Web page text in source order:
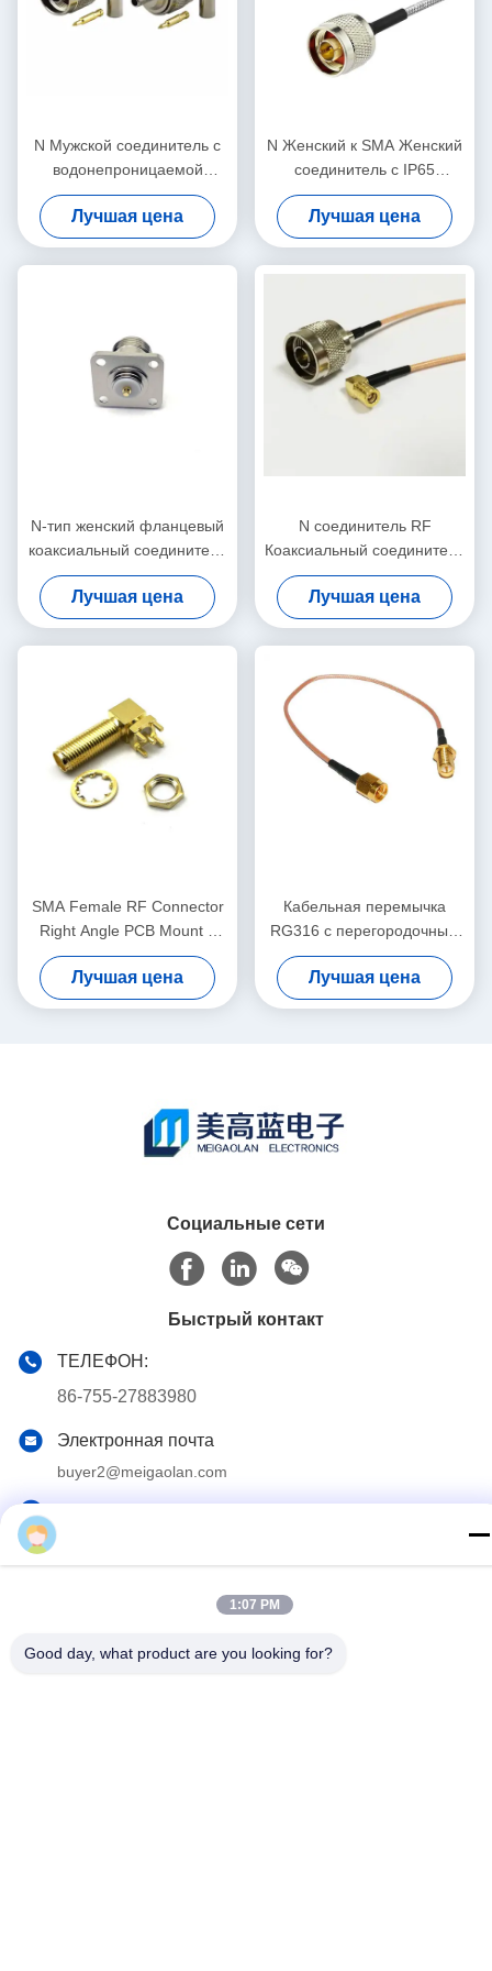
N Мужской соединитель с
водонепроницаемой
оценкой IP67 Медный
контакт для частотных
приложений 0-3 ГГц
Лучшая цена
N Женский к SMA Женский
соединитель с IP65
рейтингом 50Ω Импеданс и
частотой 0 ~ 3 ГГц для
сборки коаксиальных
кабелей
Лучшая цена
N-тип женский фланцевый
коаксиальный соединитель
с радиочастотным
соединением IP65 с
фосфорным бронзовым
контактом для частоты 0 ~
Лучшая цена
N соединитель RF
Коаксиальный соединитель
с импеданцией 50Ω
частотой 0-3 ГГц и
латуниным корпусом для
высокопроизводительных
приложений
Лучшая цена
SMA Female RF Connector
Right Angle PCB Mount с
фосфорным бронзовым
контактом и латуниным
корпусом
Лучшая цена
Кабельная перемычка
RG316 с перегородочным
обжимом SMA «папа-
мама» длиной 3 фута, КСВ
1,2, частота 0–3 ГГц и
Лучшая цена
Социальные сети
Быстрый контакт
ТЕЛЕФОН:
86-755-27883980
Электронная почта
buyer2@meigaolan.com
Китай Хорошее качество Спектральный анализатор RF
1:07 PM
Good day, what product are you looking for?